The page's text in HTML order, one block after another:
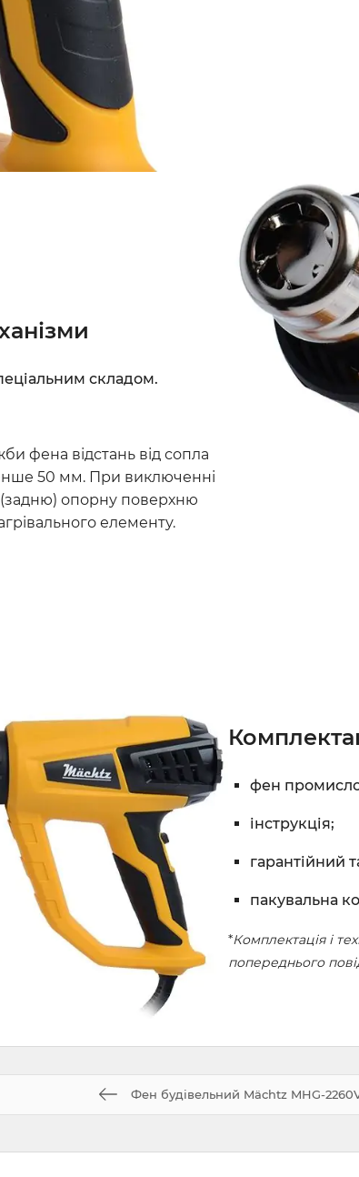
складом.
фена відстань від сопла
50 мм. При виключенні
опорну поверхню
елементу.
фен
інструкція;
гарантійний
пакувальна
*Комплектація і
попереднього
Фен будівельний Mächtz MHG-